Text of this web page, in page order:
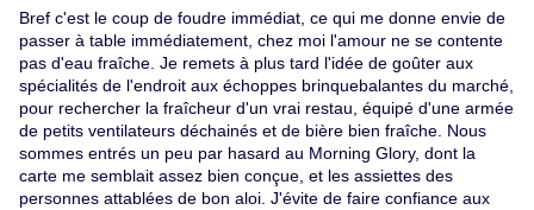
Bref c'est le coup de foudre immédiat, ce qui me donne envie de
passer à table immédiatement, chez moi l'amour ne se contente
pas d'eau fraîche. Je remets à plus tard l'idée de goûter aux
spécialités de l'endroit aux échoppes brinquebalantes du marché,
pour rechercher la fraîcheur d'un vrai restau, équipé d'une armée
de petits ventilateurs déchainés et de bière bien fraîche. Nous
sommes entrés un peu par hasard au Morning Glory, dont la
carte me semblait assez bien conçue, et les assiettes des
personnes attablées de bon aloi. J'évite de faire confiance aux